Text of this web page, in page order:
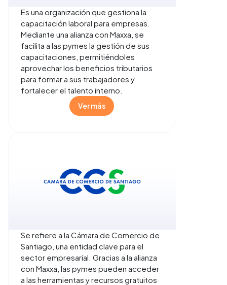
Es una organización que gestiona la
capacitación laboral para empresas.
Mediante una alianza con Maxxa, se
facilita a las pymes la gestión de sus
capacitaciones, permitiéndoles
aprovechar los beneficios tributarios
para formar a sus trabajadores y
fortalecer el talento interno.
Ver más
Se refiere a la Cámara de Comercio de
Santiago, una entidad clave para el
sector empresarial. Gracias a la alianza
con Maxxa, las pymes pueden acceder
a las herramientas y recursos gratuitos